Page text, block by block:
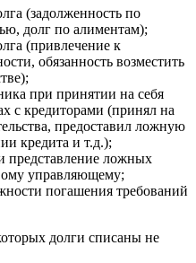
(задолженность по
долг по алиментам);
(привлечение к
обязанность возместить
при принятии на себя
с кредиторами (принял на
предоставил ложную
кредита и т.д.);
представление ложных
управляющему;
погашения требований
долги списаны не